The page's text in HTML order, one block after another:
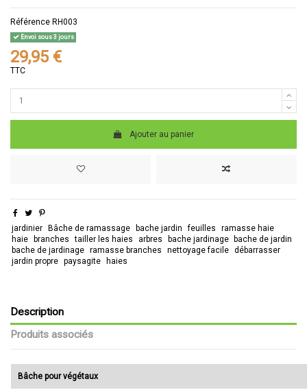
Référence RH003
Envoi sous 3 jours
29,95 €
TTC
Ajouter au panier
jardinier Bâche de ramassage bache jardin feuilles
ramasse haie
haie
branches tailler les haies arbres bache jardinage
bache de jardin
bache de jardinage ramasse branches nettoyage facile débarrasser
jardin propre paysagite haies
Description
Produits associés
Bâche pour végétaux